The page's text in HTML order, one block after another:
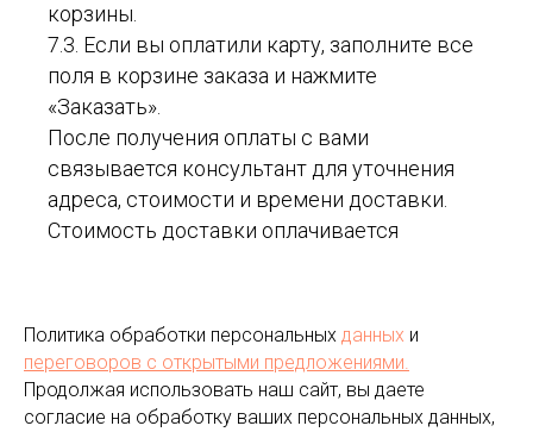
корзины.
7.3. Если вы оплатили карту, заполните все
поля в корзине заказа и нажмите
«Заказать».
После получения оплаты с вами
связывается консультант для уточнения
адреса, стоимости и времени доставки.
Стоимость доставки оплачивается
7.4. Если вы решили оплатить товар по
факту получения, просто заполните первые
три поля в корзине заказа и нажмите
«Заказать». Этот вариант возможен при
Политика обработки персональных данных и
переговоров с открытыми предложениями.
Продолжая использовать наш сайт, вы даете
согласие на обработку ваших персональных данных,